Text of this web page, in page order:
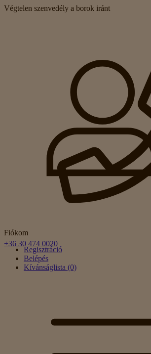
Végtelen szenvedély a borok iránt
Fiókom
Regisztráció
Belépés
Kívánságlista (0)
+36 30 474 0020